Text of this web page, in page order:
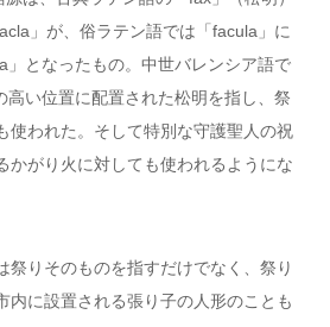
」が、俗ラテン語では「facula」に
」となったもの。中世バレンシア語で
高い位置に配置された松明を指し、祭
使われた。そして特別な守護聖人の祝
かがり火に対しても使われるようにな
祭りそのものを指すだけでなく、祭り
内に設置される張り子の人形のことも